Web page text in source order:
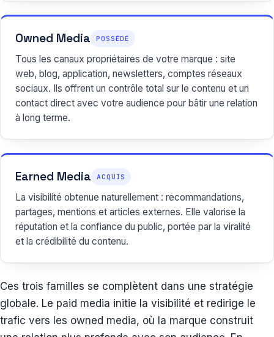
Owned Media POSSÉDÉ
Tous les canaux propriétaires de votre marque : site
web, blog, application, newsletters, comptes réseaux
sociaux. Ils offrent un contrôle total sur le contenu et un
contact direct avec votre audience pour bâtir une relation
à long terme.
Earned Media ACQUIS
La visibilité obtenue naturellement : recommandations,
partages, mentions et articles externes. Elle valorise la
réputation et la confiance du public, portée par la viralité
et la crédibilité du contenu.
Ces trois familles se complètent dans une stratégie
globale. Le paid media initie la visibilité et redirige le
trafic vers les owned media, où la marque construit